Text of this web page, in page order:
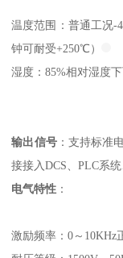
温度范围：普通工况
钟可耐受+250℃）
湿度：85%相对湿度
输出信号：支持标准
接接入DCS、PLC系
电气特性 ：
激励频率：0～10KHz